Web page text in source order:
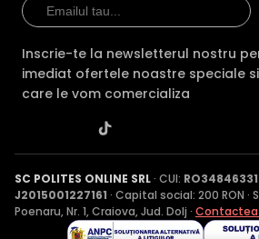
Inscrie-te la newsletterul nostru
imediat ofertele noastre speciale
care le vom comercializa
SC POLITES ONLINE SRL· CUI: RO34846331
J2015001227161 · Capital social: 200 RON ·
Poenaru, Nr. 1, Craiova, Jud. Dolj ·